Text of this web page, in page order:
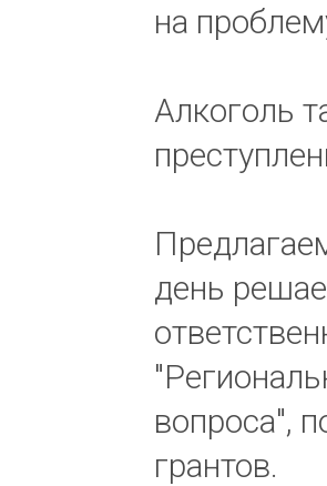
на
Алкоголь
день
вопроса",
грантов.